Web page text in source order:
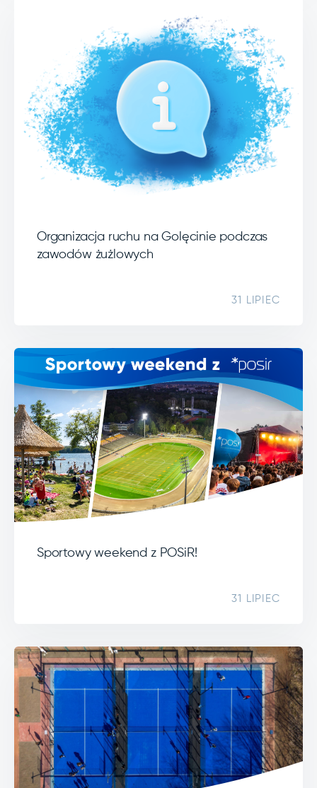
Organizacja ruchu na Golęcinie podczas
zawodów żużlowych
31 LIPIEC
Sportowy weekend z POSiR!
31 LIPIEC